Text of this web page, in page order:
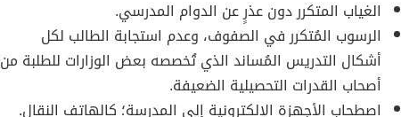
الغياب المتكرر دون عذرٍ عن الدوام المدرسي.
الرسوب المُتكرر في الصفوف، وعدم استجابة الطالب لكل
أشكال التدريس المُساند الذي تُخصصه بعض الوزارات للطلبة من
أصحاب القدرات التحصيلية الضعيفة.
اصطحاب الأجهزة الإلكترونية إلى المدرسة؛ كالهاتف النقال.